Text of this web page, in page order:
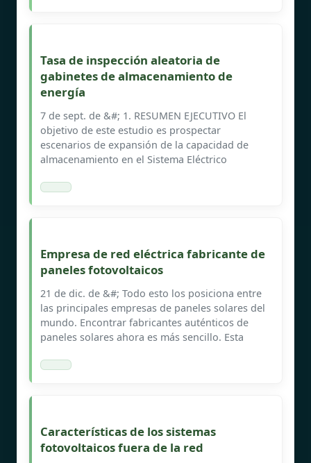
Tasa de inspección aleatoria de
gabinetes de almacenamiento de
energía
7 de sept. de &#; 1. RESUMEN EJECUTIVO El
objetivo de este estudio es prospectar
escenarios de expansión de la capacidad de
almacenamiento en el Sistema Eléctrico
Empresa de red eléctrica fabricante de
paneles fotovoltaicos
21 de dic. de &#; Todo esto los posiciona entre
las principales empresas de paneles solares del
mundo. Encontrar fabricantes auténticos de
paneles solares ahora es más sencillo. Esta
Características de los sistemas
fotovoltaicos fuera de la red